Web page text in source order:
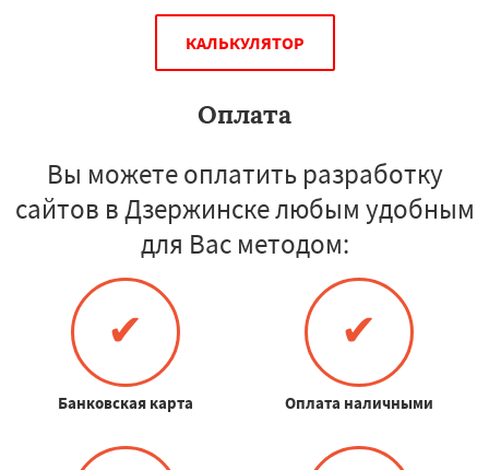
КАЛЬКУЛЯТОР
Оплата
Вы можете оплатить разработку
сайтов в Дзержинске любым удобным
для Вас методом:
✔
Банковская карта
✔
Оплата наличными